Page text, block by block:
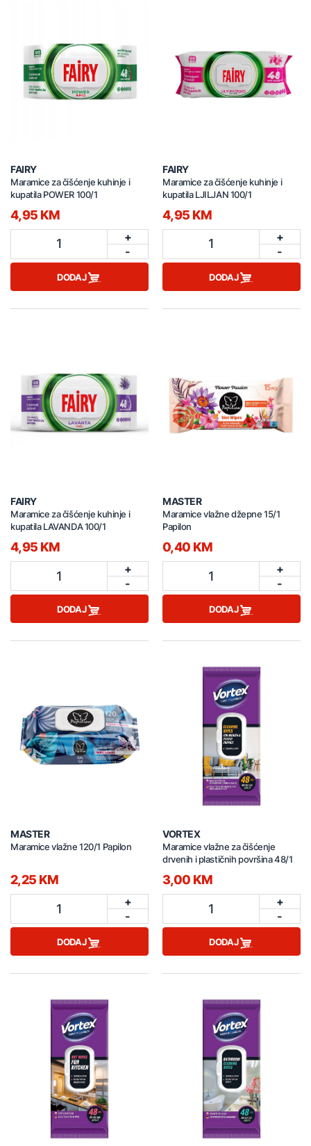
FAIRY
Maramice za čišćenje kuhinje i
kupatila POWER 100/1
4,95 KM
1
+
-
DODAJ
FAIRY
Maramice za čišćenje kuhinje i
kupatila LJILJAN 100/1
4,95 KM
1
+
-
DODAJ
FAIRY
Maramice za čišćenje kuhinje i
kupatila LAVANDA 100/1
4,95 KM
1
+
-
DODAJ
MASTER
Maramice vlažne džepne 15/1
Papilon
0,40 KM
1
+
-
DODAJ
MASTER
Maramice vlažne 120/1 Papilon
2,25 KM
1
+
-
DODAJ
VORTEX
Maramice vlažne za čišćenje
drvenih i plastičnih površina 48/1
3,00 KM
1
+
-
DODAJ